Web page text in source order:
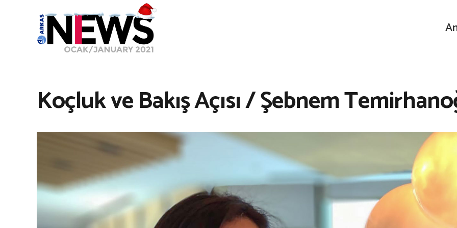
Koçluk ve Bakış Açısı / Şebnem